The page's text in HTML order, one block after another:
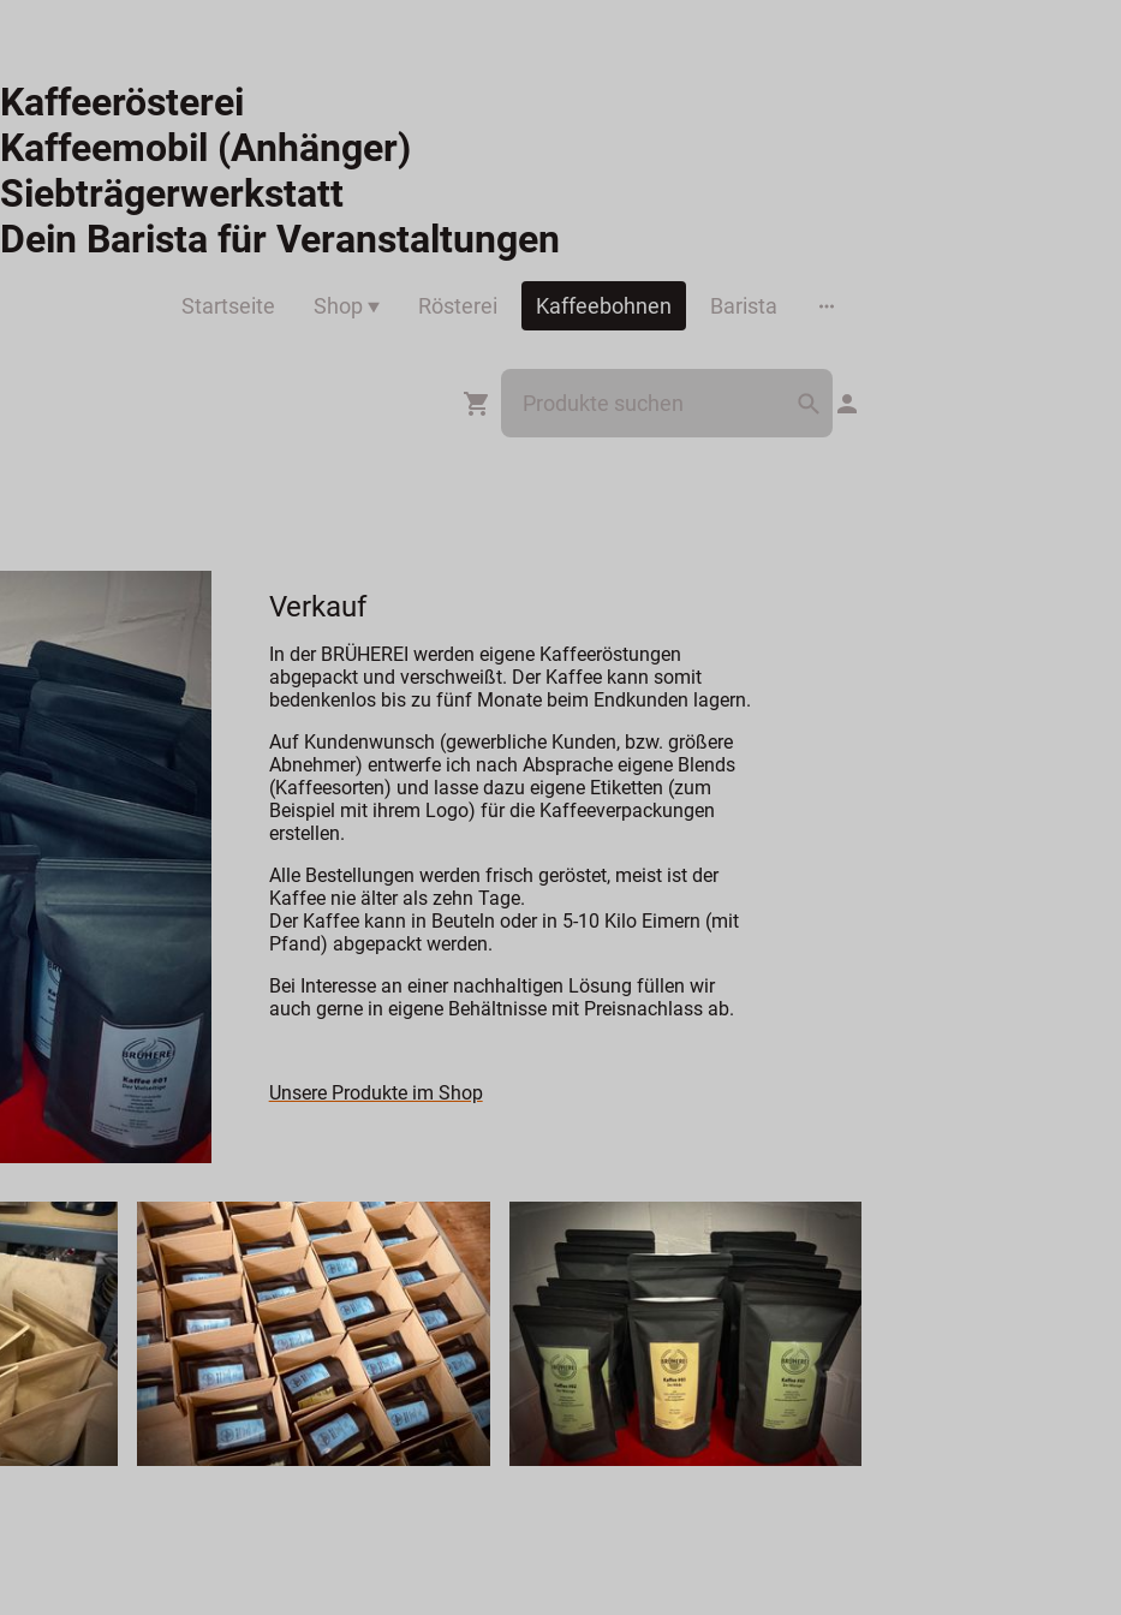
Kaffeerösterei
Kaffeemobil (Anhänger)
Siebträgerwerkstatt
Dein Barista für Veranstaltungen
Startseite Shop Rösterei Kaffeebohnen Barista
Verkauf
In der BRÜHEREI werden eigene Kaffeeröstungen
abgepackt und verschweißt. Der Kaffee kann somit
bedenkenlos bis zu fünf Monate beim Endkunden lagern.
Auf Kundenwunsch (gewerbliche Kunden, bzw. größere
Abnehmer) entwerfe ich nach Absprache eigene Blends
(Kaffeesorten) und lasse dazu eigene Etiketten (zum
Beispiel mit ihrem Logo) für die Kaffeeverpackungen
erstellen.
Alle Bestellungen werden frisch geröstet, meist ist der
Kaffee nie älter als zehn Tage.
Der Kaffee kann in Beuteln oder in 5-10 Kilo Eimern (mit
Pfand) abgepackt werden.
Bei Interesse an einer nachhaltigen Lösung füllen wir
auch gerne in eigene Behältnisse mit Preisnachlass ab.
Unsere Produkte im Shop